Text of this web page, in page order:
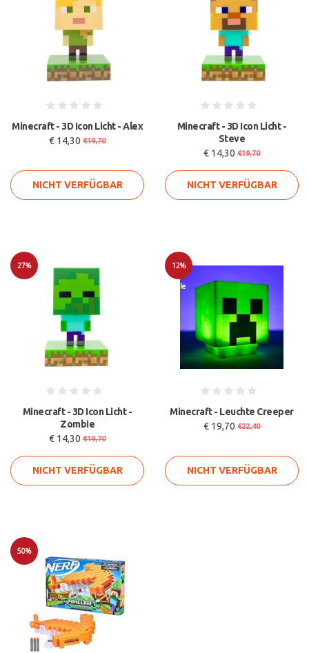
Minecraft - 3D Icon Licht - Alex
€ 14,30 €19,70
NICHT VERFÜGBAR
Minecraft - 3D Icon Licht -
Steve
€ 14,30 €19,70
NICHT VERFÜGBAR
27%
Minecraft - 3D Icon Licht -
Zombie
€ 14,30 €19,70
NICHT VERFÜGBAR
12%
Sale
Minecraft - Leuchte Creeper
€ 19,70 €22,40
NICHT VERFÜGBAR
50%